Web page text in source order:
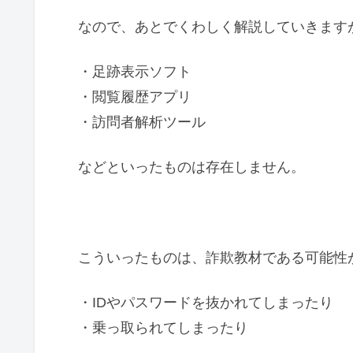
なので、あとでくわしく解説していきます
・足跡表示ソフト
・閲覧履歴アプリ
・訪問者解析ツール
などといったものは存在しません。
こういったものは、詐欺教材である可能性
・IDやパスワードを抜かれてしまったり
・乗っ取られてしまったり